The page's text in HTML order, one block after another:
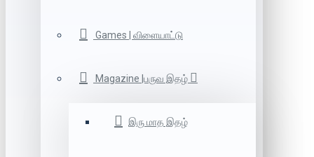
Games | விளையாட்டு
Magazine |பருவ இதழ்
இரு மாத இதழ்